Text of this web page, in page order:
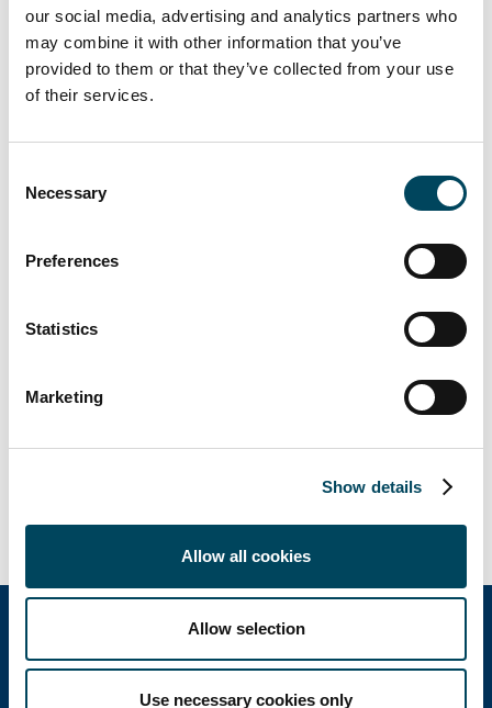
our social media, advertising and analytics partners who
may combine it with other information that you’ve
provided to them or that they’ve collected from your use
of their services.
Selection
Necessary
Preferences
Statistics
Marketing
Show details
Allow all cookies
Allow selection
Use necessary cookies only
p. 040 7301 669
petteri.heikkinen@catella.fi
Jorma Janhonen
Senior Advisor